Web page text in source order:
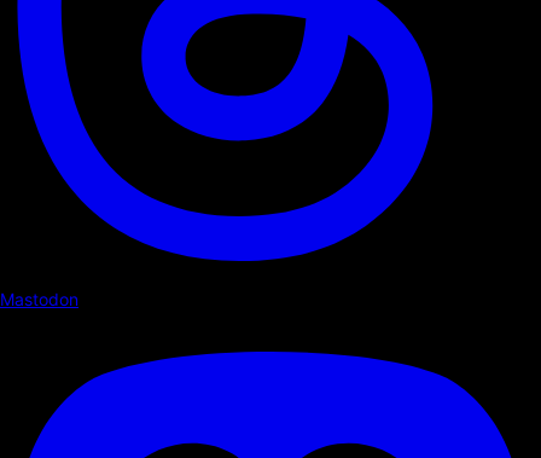
Mastodon